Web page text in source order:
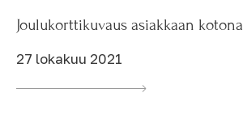
Joulukorttikuvaus asiakkaan kotona
27 lokakuu 2021